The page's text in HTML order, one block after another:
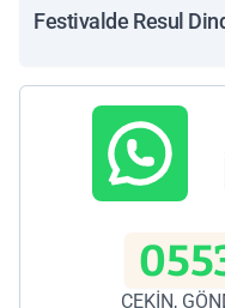
Festivalde Resul
ÇEKİN,